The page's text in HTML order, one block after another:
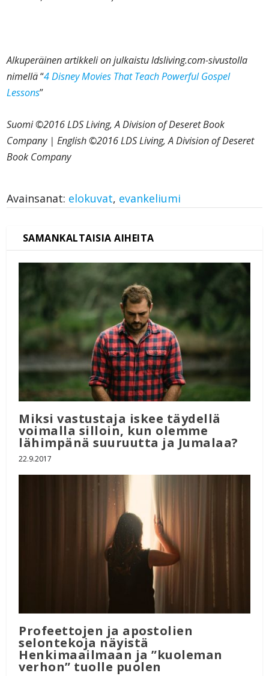
Alkuperäinen artikkeli on julkaistu ldsliving.com-sivustolla
nimellä“4 Disney Movies That Teach Powerful Gospel
Lessons”
Suomi ©2016 LDS Living, A Division of Deseret Book
Company | English ©2016 LDS Living, A Division of Deseret
Book Company
Avainsanat: elokuvat, evankeliumi
Miksi vastustaja iskee täydellä
voimalla silloin, kun olemme
lähimpänä suuruutta ja Jumalaa?
22.9.2017
Profeettojen ja apostolien
selontekoja näyistä
Henkimaailmaan ja ”kuoleman
verhon” tuolle puolen